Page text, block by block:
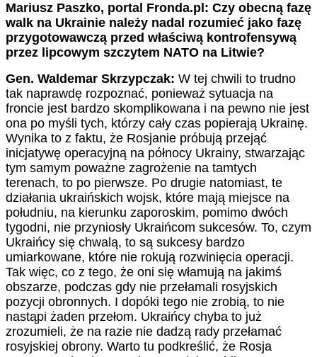
Mariusz Paszko, portal Fronda.pl: Czy obecną fazę
walk na Ukrainie należy nadal rozumieć jako fazę
przygotowawczą przed właściwą kontrofensywą
przez lipcowym szczytem NATO na Litwie?
Gen. Waldemar Skrzypczak: W tej chwili to trudno
tak naprawdę rozpoznać, ponieważ sytuacja na
froncie jest bardzo skomplikowana i na pewno nie jest
ona po myśli tych, którzy cały czas popierają Ukrainę.
Wynika to z faktu, że Rosjanie próbują przejąć
inicjatywę operacyjną na północy Ukrainy, stwarzając
tym samym poważne zagrożenie na tamtych
terenach, to po pierwsze. Po drugie natomiast, te
działania ukraińskich wojsk, które mają miejsce na
południu, na kierunku zaporoskim, pomimo dwóch
tygodni, nie przyniosły Ukraińcom sukcesów. To, czym
Ukraińcy się chwalą, to są sukcesy bardzo
umiarkowane, które nie rokują rozwinięcia operacji.
Tak więc, co z tego, że oni się włamują na jakimś
obszarze, podczas gdy nie przełamali rosyjskich
pozycji obronnych. I dopóki tego nie zrobią, to nie
nastąpi żaden przełom. Ukraińcy chyba to już
zrozumieli, że na razie nie dadzą rady przełamać
rosyjskiej obrony. Warto tu podkreślić, że Rosja